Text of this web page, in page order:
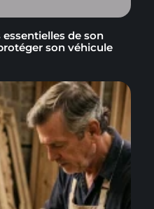
de son
son véhicule